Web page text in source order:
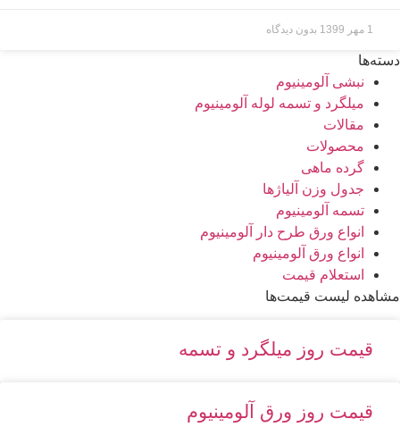
1 مهر 1399 بدون دیدگاه
دسته‌ها
نبشی آلومینیوم
میلگرد و تسمه لوله آلومینیوم
مقالات
محصولات
گرده ماهی
جدول وزن آلیاژها
تسمه آلومینیوم
انواع ورق طرح دار آلومینیوم
انواع ورق آلومینیوم
استعلام قیمت
مشاهده لیست قیمت‌ها
قیمت روز میلگرد و تسمه
قیمت روز ورق آلومینیوم